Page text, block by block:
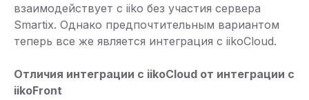
взаимодействует с iiko без участия сервера
Smartix. Однако предпочтительным вариантом
теперь все же является интеграция с iikoCloud.
Отличия интеграции с iikoCloud от интеграции с
iikoFront